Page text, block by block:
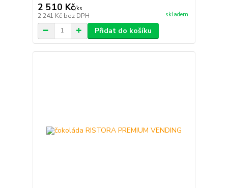
2 510 Kč/ks
2 241 Kč bez DPH skladem
Přidat do košíku